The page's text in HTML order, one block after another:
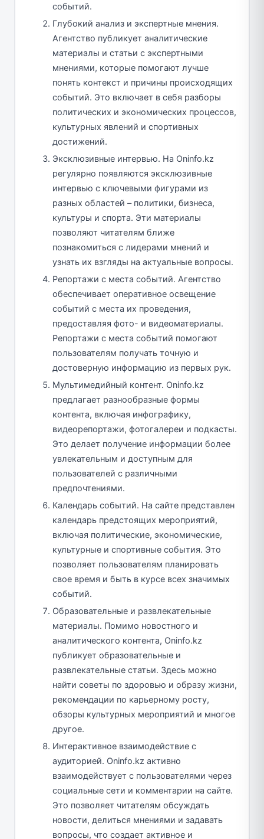
событий.
Глубокий анализ и экспертные мнения.
Агентство публикует аналитические
материалы и статьи с экспертными
мнениями, которые помогают лучше
понять контекст и причины происходящих
событий. Это включает в себя разборы
политических и экономических процессов,
культурных явлений и спортивных
достижений.
Эксклюзивные интервью. На Oninfo.kz
регулярно появляются эксклюзивные
интервью с ключевыми фигурами из
разных областей – политики, бизнеса,
культуры и спорта. Эти материалы
позволяют читателям ближе
познакомиться с лидерами мнений и
узнать их взгляды на актуальные вопросы.
Репортажи с места событий. Агентство
обеспечивает оперативное освещение
событий с места их проведения,
предоставляя фото- и видеоматериалы.
Репортажи с места событий помогают
пользователям получать точную и
достоверную информацию из первых рук.
Мультимедийный контент. Oninfo.kz
предлагает разнообразные формы
контента, включая инфографику,
видеорепортажи, фотогалереи и подкасты.
Это делает получение информации более
увлекательным и доступным для
пользователей с различными
предпочтениями.
Календарь событий. На сайте представлен
календарь предстоящих мероприятий,
включая политические, экономические,
культурные и спортивные события. Это
позволяет пользователям планировать
свое время и быть в курсе всех значимых
событий.
Образовательные и развлекательные
материалы. Помимо новостного и
аналитического контента, Oninfo.kz
публикует образовательные и
развлекательные статьи. Здесь можно
найти советы по здоровью и образу жизни,
рекомендации по карьерному росту,
обзоры культурных мероприятий и многое
другое.
Интерактивное взаимодействие с
аудиторией. Oninfo.kz активно
взаимодействует с пользователями через
социальные сети и комментарии на сайте.
Это позволяет читателям обсуждать
новости, делиться мнениями и задавать
вопросы, что создает активное и